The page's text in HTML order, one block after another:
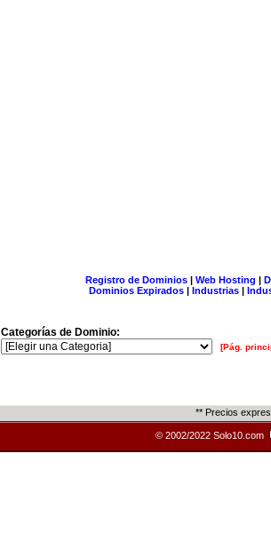
Registro de Dominios| Web Hosting |
Dominios Expirados | Industrias |
Categorías de Dominio:
[Pág.
** Precios
© 2002/2022 Solo10.com